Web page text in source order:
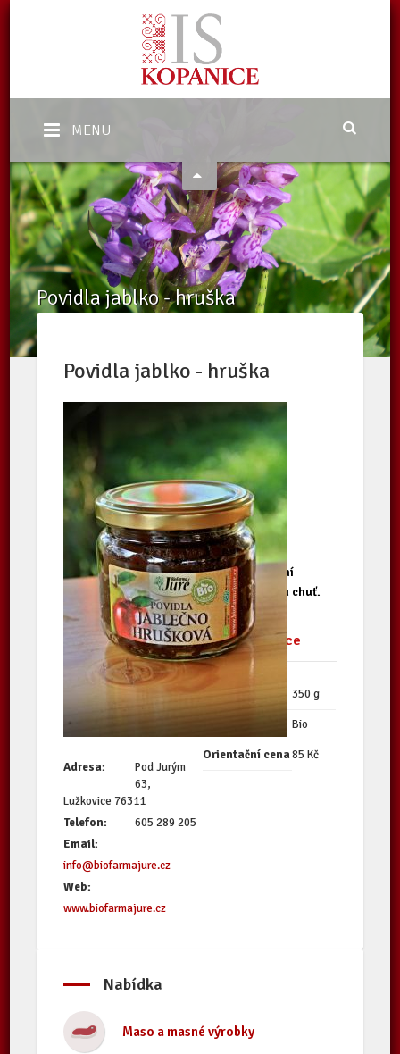
MENU
Povidla jablko - hruška
Povidla jablko - hruška
Složení 50% jablka, 50 % hrušky. Ideální
složení, jablko dodává hrušce příjemnou chuť.
Kontaktní údaje
producenta
Biofarma Juré
Adresa:
Pod Jurým
63,
Lužkovice 76311
Telefon:
605 289 205
Email:
info@biofarmajure.cz
Web:
www.biofarmajure.cz
Další informace
Množství 350 g
Bio
Orientační cena85 Kč
Nabídka
Maso a masné výrobky